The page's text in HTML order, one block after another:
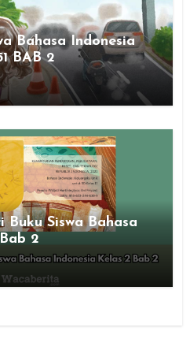
Bahasa Indonesia
BAB 2
Buku Siswa Bahasa
2